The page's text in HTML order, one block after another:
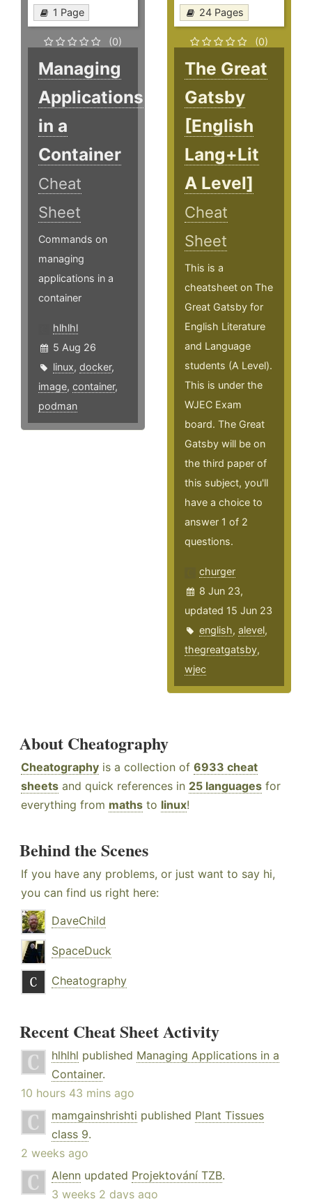
1 Page
(0)
Managing
Applications
in a
Container
Cheat
Sheet
Commands on
managing
applications in a
container
hlhlhl
5 Aug 26
linux, docker,
image, container,
podman
24 Pages
(0)
The Great
Gatsby
[English
Lang+Lit
A Level]
Cheat
Sheet
This is a
cheatsheet on The
Great Gatsby for
English Literature
and Language
students (A Level).
This is under the
WJEC Exam
board. The Great
Gatsby will be on
the third paper of
this subject, you'll
have a choice to
answer 1 of 2
questions.
churger
8 Jun 23,
updated 15 Jun 23
english,alevel,
thegreatgatsby,
wjec
About Cheatography
Cheatography is a collection of 6933 cheat
sheets and quick references in 25 languages for
everything from maths to linux!
Behind the Scenes
If you have any problems, or just want to say hi,
you can find us right here:
DaveChild
SpaceDuck
Cheatography
Recent Cheat Sheet Activity
hlhlhl published Managing Applications in a
Container.
10 hours 43 mins ago
mamgainshrishti published Plant Tissues
class 9.
2 weeks ago
Alenn updated Projektování TZB.
3 weeks 2 days ago